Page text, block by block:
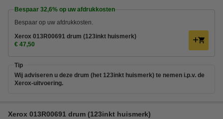
Bespaar 32,6% op uw afdrukkosten
Bespaar op uw afdrukkosten.
Xerox 013R00691 drum (123inkt huismerk)
€ 47,50
Tip
Wij adviseren u deze drum (het 123inkt huismerk) te nemen i.p.v. de
Xerox-uitvoering.
Xerox 013R00691 drum (123inkt huismerk)